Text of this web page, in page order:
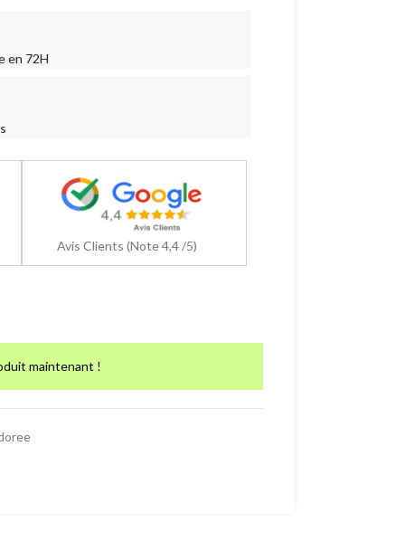
en 72H
Avis Clients (Note 4,4 /5)
maintenant !